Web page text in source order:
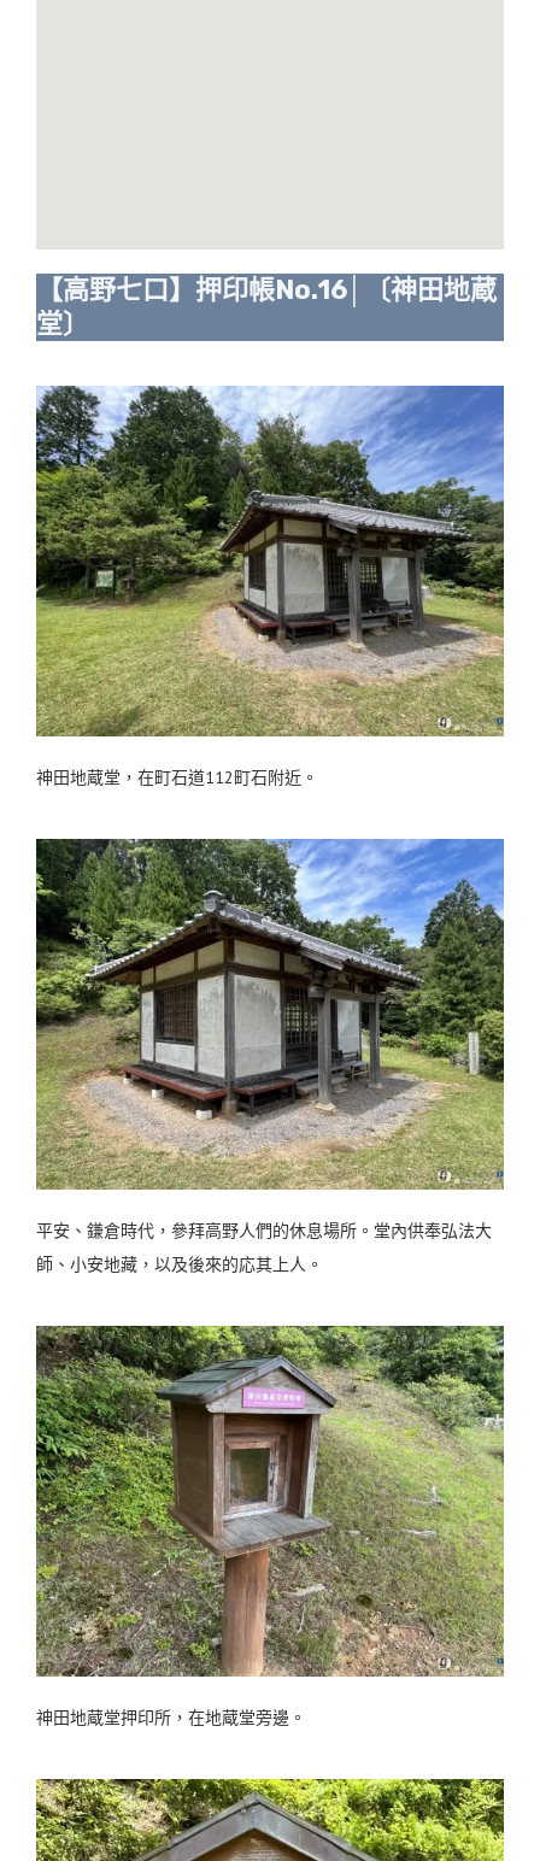
【高野七口】押印帳No.16│〔神田地蔵
堂〕
神田地蔵堂，在町石道112町石附近。
平安、鎌倉時代，參拜高野人們的休息場所。堂內供奉弘法大
師、小安地藏，以及後來的応其上人。
神田地蔵堂押印所，在地蔵堂旁邊。